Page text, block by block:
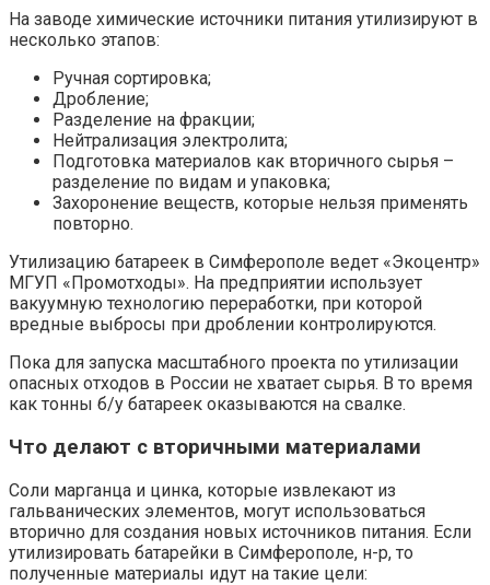
На заводе химические источники питания утилизируют в
несколько этапов:
Ручная сортировка;
Дробление;
Разделение на фракции;
Нейтрализация электролита;
Подготовка материалов как вторичного сырья –
разделение по видам и упаковка;
Захоронение веществ, которые нельзя применять
повторно.
Утилизацию батареек в Симферополе ведет «Экоцентр»
МГУП «Промотходы». На предприятии использует
вакуумную технологию переработки, при которой
вредные выбросы при дроблении контролируются.
Пока для запуска масштабного проекта по утилизации
опасных отходов в России не хватает сырья. В то время
как тонны б/у батареек оказываются на свалке.
Что делают с вторичными материалами
Соли марганца и цинка, которые извлекают из
гальванических элементов, могут использоваться
вторично для создания новых источников питания. Если
утилизировать батарейки в Симферополе, н-р, то
полученные материалы идут на такие цели: